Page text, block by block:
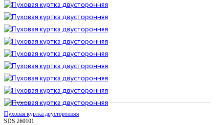
Пуховая куртка двусторонняя
SDS 260101